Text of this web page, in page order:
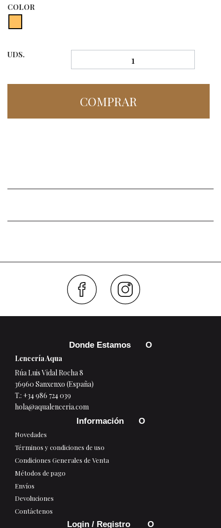
COLOR
UDS.
COMPRAR
Donde Estamos
Lencería Aqua
Rúa Luis Vidal Rocha 8
36960 Sanxenxo (España)
T.: +34 986 724 039
hola@aqualenceria.com
Información
Novedades
Términos y condiciones de uso
Condiciones Generales de Venta
Métodos de pago
Envíos
Devoluciones
Contáctenos
Login / Registro